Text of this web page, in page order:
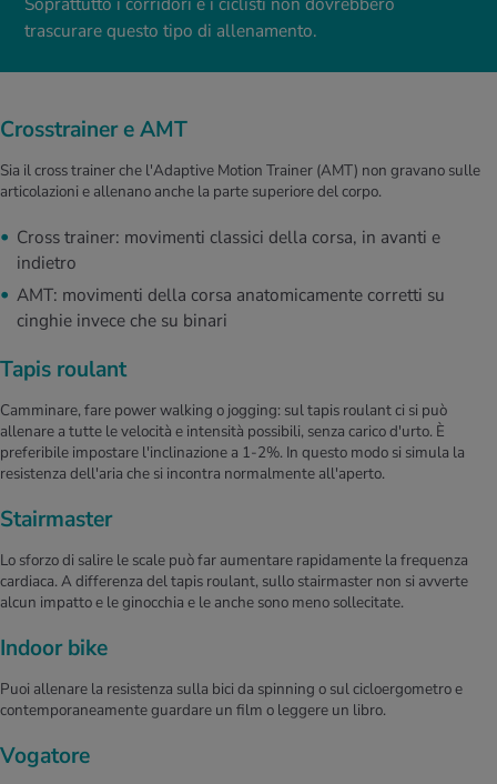
trascurare questo tipo di allenamento.
Crosstrainer e AMT
Sia il cross trainer che l'Adaptive Motion Trainer (AMT) non gravano sulle
articolazioni e allenano anche la parte superiore del corpo.
Cross trainer: movimenti classici della corsa, in avanti e
indietro
AMT: movimenti della corsa anatomicamente corretti su
cinghie invece che su binari
Tapis roulant
Camminare, fare power walking o jogging: sul tapis roulant ci si può
allenare a tutte le velocità e intensità possibili, senza carico d'urto. È
preferibile impostare l'inclinazione a 1-2%. In questo modo si simula la
resistenza dell'aria che si incontra normalmente all'aperto.
Stairmaster
Lo sforzo di salire le scale può far aumentare rapidamente la frequenza
cardiaca. A differenza del tapis roulant, sullo stairmaster non si avverte
alcun impatto e le ginocchia e le anche sono meno sollecitate.
Indoor bike
Puoi allenare la resistenza sulla bici da spinning o sul cicloergometro e
contemporaneamente guardare un film o leggere un libro.
Vogatore